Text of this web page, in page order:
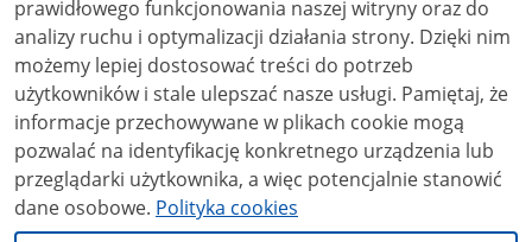
prawidłowego funkcjonowania naszej witryny oraz do
analizy ruchu i optymalizacji działania strony. Dzięki nim
możemy lepiej dostosować treści do potrzeb
użytkowników i stale ulepszać nasze usługi. Pamiętaj, że
informacje przechowywane w plikach cookie mogą
pozwalać na identyfikację konkretnego urządzenia lub
przeglądarki użytkownika, a więc potencjalnie stanowić
dane osobowe. Polityka cookies